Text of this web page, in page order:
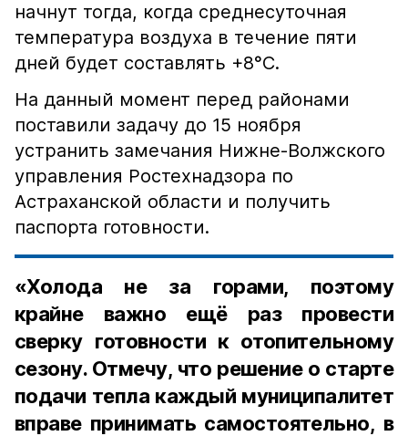
начнут тогда, когда среднесуточная
температура воздуха в течение пяти
дней будет составлять +8°C.
На данный момент перед районами
поставили задачу до 15 ноября
устранить замечания Нижне-Волжского
управления Ростехнадзора по
Астраханской области и получить
паспорта готовности.
«Холода не за горами, поэтому
крайне важно ещё раз провести
сверку готовности к отопительному
сезону. Отмечу, что решение о старте
подачи тепла каждый муниципалитет
вправе принимать самостоятельно, в